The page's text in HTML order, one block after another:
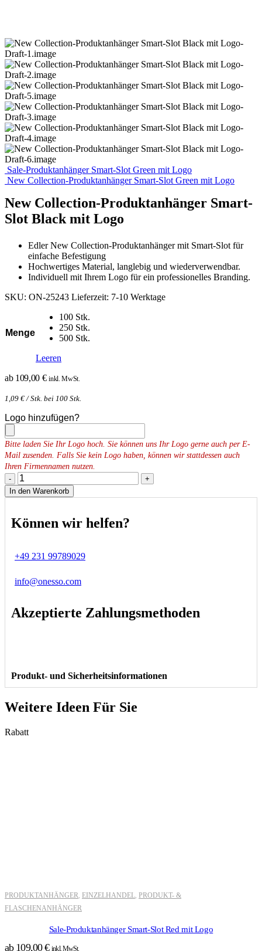
Sale-Produktanhänger Smart-Slot Green mit Logo
New Collection-Produktanhänger Smart-Slot Green mit Logo
New Collection-Produktanhänger Smart-
Slot Black mit Logo
Edler New Collection-Produktanhänger mit Smart-Slot für
einfache Befestigung
Hochwertiges Material, langlebig und wiederverwendbar.
Individuell mit Ihrem Logo für ein professionelles Branding.
SKU: ON-25243 Lieferzeit: 7-10 Werktage
Menge
100 Stk.
250 Stk.
500 Stk.
Leeren
ab 109,00 € inkl. MwSt.
1,09 €/ Stk. bei 100 Stk.
Logo hinzufügen?
Bitte laden Sie Ihr Logo hoch. Sie können uns Ihr Logo gerne auch per E-
Mail zusenden. Falls Sie kein Logo haben, können wir stattdessen auch
Ihren Firmennamen nutzen.
-
+
In den Warenkorb
Können wir helfen?
+49 231 99789029
info@onesso.com
Akzeptierte Zahlungsmethoden
Produkt- und Sicherheitsinformationen
Weitere Ideen Für Sie
Rabatt
PRODUKTANHÄNGER EINZELHANDEL PRODUKT- &
FLASCHENANHÄNGER
Sale-Produktanhänger Smart-Slot Red mit Logo
ab 109,00€ inkl. MwSt.